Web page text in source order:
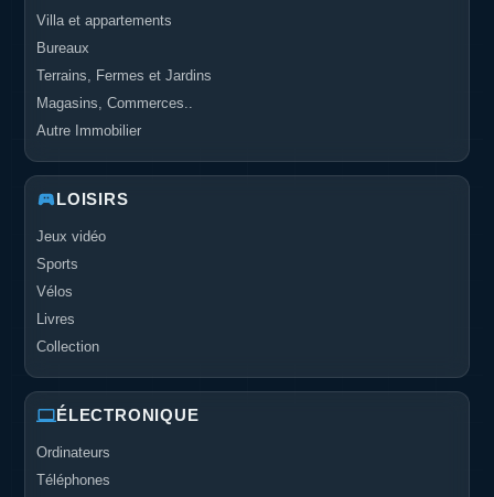
Villa et appartements
Bureaux
Terrains, Fermes et Jardins
Magasins, Commerces..
Autre Immobilier
LOISIRS
Jeux vidéo
Sports
Vélos
Livres
Collection
ÉLECTRONIQUE
Ordinateurs
Téléphones